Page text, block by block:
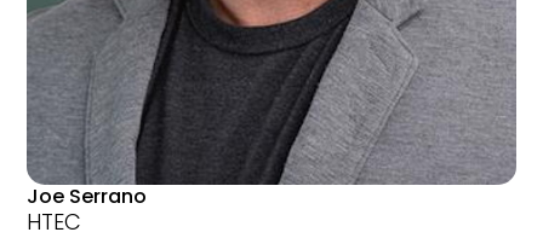
Joe Serrano
HTEC